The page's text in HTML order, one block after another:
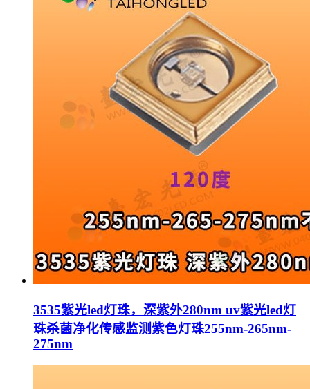
3535紫光led灯珠，深紫外280nm uv紫光led灯
珠杀菌净化传感监测紫色灯珠255nm-265nm-
275nm